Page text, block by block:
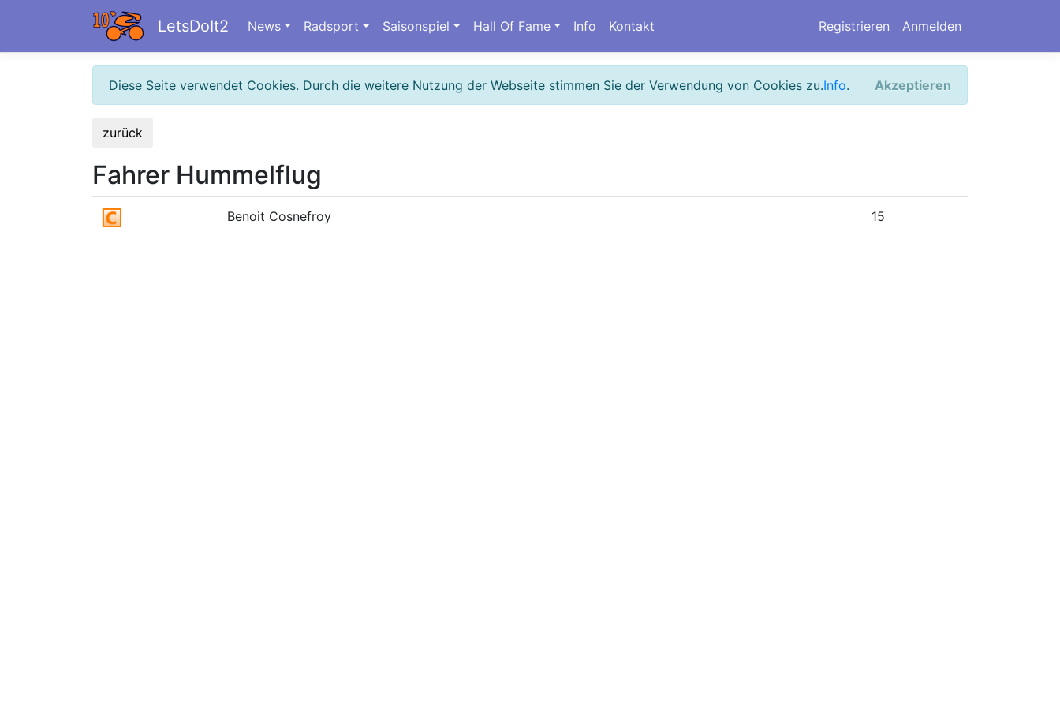
LetsDoIt2 Registrieren Anmelden
News Radsport Saisonspiel Hall Of Fame Info Kontakt
Diese Seite verwendet Cookies. Durch die weitere Nutzung der Webseite stimmen Sie der Verwendung von Cookies zu.Info. Akzeptieren
zurück
Fahrer Hummelflug
Benoit Cosnefroy 15